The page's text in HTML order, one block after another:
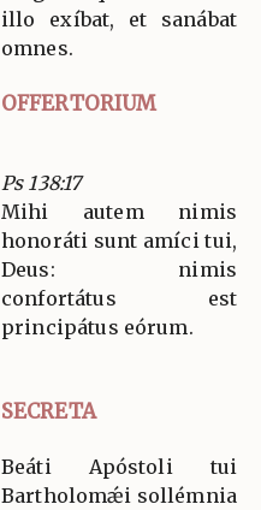
illo exíbat, et sanábat
omnes.
OFFERTORIUM
Ps 138:17
Mihi autem nimis
honoráti sunt amíci tui,
Deus: nimis
confortátus est
principátus eórum.
SECRETA
Beáti Apóstoli tui
Bartholomǽi sollémnia